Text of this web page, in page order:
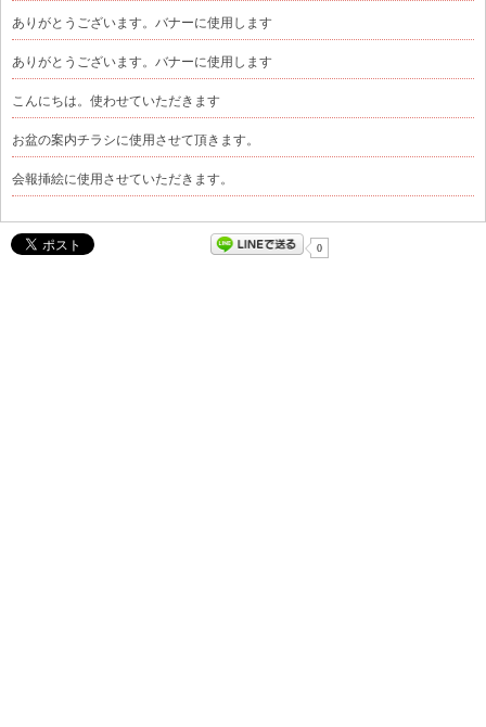
ありがとうございます。バナーに使用します
ありがとうございます。バナーに使用します
こんにちは。使わせていただきます
お盆の案内チラシに使用させて頂きます。
会報挿絵に使用させていただきます。
0